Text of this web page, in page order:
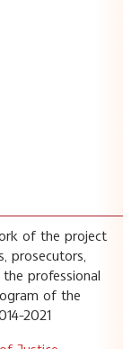
of the project
prosecutors,
professional
of the
2021